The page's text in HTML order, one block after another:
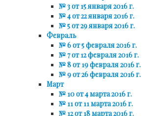
№ 3 от 15 января 2016 г.
№ 4 от 22 января 2016 г.
№ 5 от 29 января 2016 г.
Февраль
№ 6 от 5 февраля 2016 г.
№ 7 от 12 февраля 2016 г.
№ 8 от 19 февраля 2016 г.
№ 9 от 26 февраля 2016 г.
Март
№ 10 от 4 марта 2016 г.
№ 11 от 11 марта 2016 г.
№ 12 от 18 марта 2016 г.